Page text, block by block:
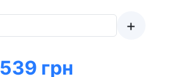
+
539 грн